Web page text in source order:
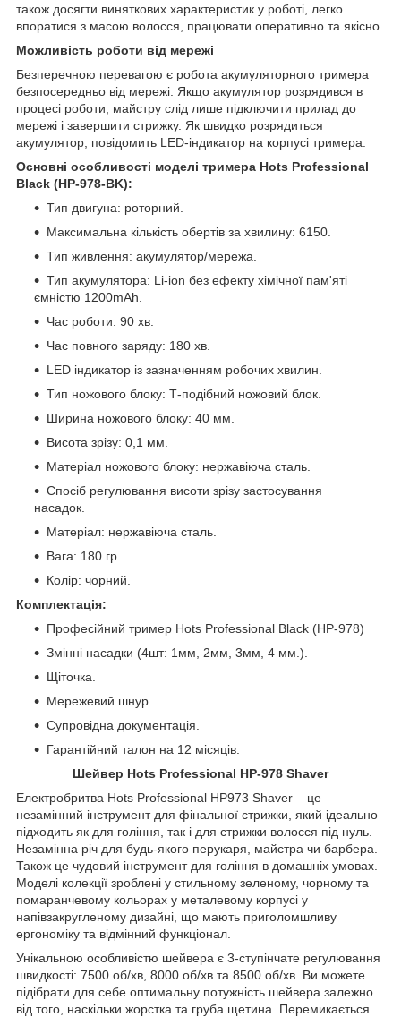
також досягти виняткових характеристик у роботі, легко
впоратися з масою волосся, працювати оперативно та якісно.
Можливість роботи від мережі
Безперечною перевагою є робота акумуляторного тримера
безпосередньо від мережі. Якщо акумулятор розрядився в
процесі роботи, майстру слід лише підключити прилад до
мережі і завершити стрижку. Як швидко розрядиться
акумулятор, повідомить LED-індикатор на корпусі тримера.
Основні особливості моделі тримера Hots Professional
Black (HP-978-BK):
Тип двигуна: роторний.
Максимальна кількість обертів за хвилину: 6150.
Тип живлення: акумулятор/мережа.
Тип акумулятора: Li-ion без ефекту хімічної пам'яті
ємністю 1200mAh.
Час роботи: 90 хв.
Час повного заряду: 180 хв.
LED індикатор із зазначенням робочих хвилин.
Тип ножового блоку: Т-подібний ножовий блок.
Ширина ножового блоку: 40 мм.
Висота зрізу: 0,1 мм.
Матеріал ножового блоку: нержавіюча сталь.
Спосіб регулювання висоти зрізу застосування
насадок.
Матеріал: нержавіюча сталь.
Вага: 180 гр.
Колір: чорний.
Комплектація:
Професійний тример Hots Professional Black (HP-978)
Змінні насадки (4шт: 1мм, 2мм, 3мм, 4 мм.).
Щіточка.
Мережевий шнур.
Супровідна документація.
Гарантійний талон на 12 місяців.
Шейвер Hots Professional HP-978 Shaver
Електробритва Hots Professional HP973 Shaver – це
незамінний інструмент для фінальної стрижки, який ідеально
підходить як для гоління, так і для стрижки волосся під нуль.
Незамінна річ для будь-якого перукаря, майстра чи барбера.
Також це чудовий інструмент для гоління в домашніх умовах.
Моделі колекції зроблені у стильному зеленому, чорному та
помаранчевому кольорах у металевому корпусі у
напівзакругленому дизайні, що мають приголомшливу
ергономіку та відмінний функціонал.
Унікальною особливістю шейвера є 3-ступінчате регулювання
швидкості: 7500 об/хв, 8000 об/хв та 8500 об/хв. Ви можете
підібрати для себе оптимальну потужність шейвера залежно
від того, наскільки жорстка та груба щетина. Перемикається